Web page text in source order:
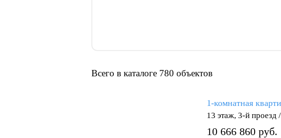
Всего в каталоге 780 объектов
1-комнатная
13 этаж, 3-й проезд
10 666 860 руб.